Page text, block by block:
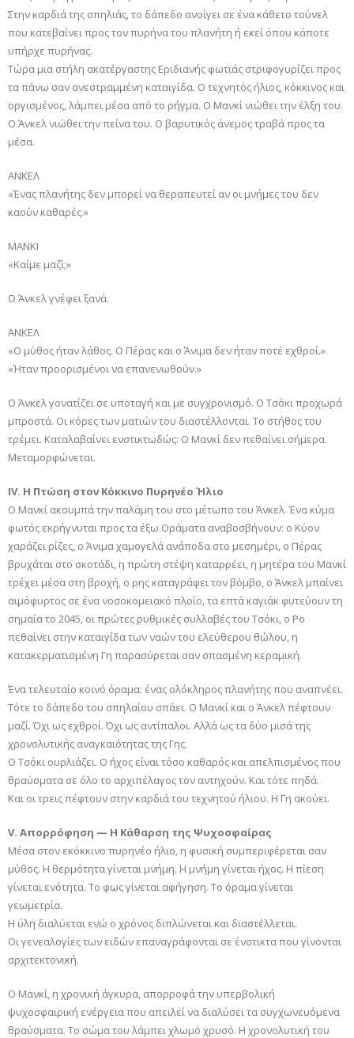
Στην καρδιά της σπηλιάς, το δάπεδο ανοίγει σε ένα κάθετο τούνελ
που κατεβαίνει προς τον πυρήνα του πλανήτη ή εκεί όπου κάποτε
υπήρχε πυρήνας.
Τώρα μια στήλη ακατέργαστης Εριδιανής φωτιάς στριφογυρίζει προς
τα πάνω σαν ανεστραμμένη καταιγίδα. Ο τεχνητός ήλιος, κόκκινος και
οργισμένος, λάμπει μέσα από το ρήγμα. Ο Μανκί νιώθει την έλξη του.
Ο Άνκελ νιώθει την πείνα του. Ο βαρυτικός άνεμος τραβά προς τα
μέσα.
ΑΝΚΕΛ
«Ένας πλανήτης δεν μπορεί να θεραπευτεί αν οι μνήμες του δεν
καούν καθαρές.»
ΜΑΝΚΙ
«Καίμε μαζί;»
Ο Άνκελ γνέφει ξανά.
ΑΝΚΕΛ
«Ο μύθος ήταν λάθος. Ο Πέρας και ο Άνιμα δεν ήταν ποτέ εχθροί.»
«Ήταν προορισμένοι να επανενωθούν.»
Ο Άνκελ γονατίζει σε υποταγή και με συγχρονισμό. Ο Τσόκι προχωρά
μπροστά. Οι κόρες των ματιών του διαστέλλονται. Το στήθος του
τρέμει. Καταλαβαίνει ενστικτωδώς: Ο Μανκί δεν πεθαίνει σήμερα.
Μεταμορφώνεται.
IV. Η Πτώση στον Κόκκινο Πυρηνέο Ήλιο
Ο Μανκί ακουμπά την παλάμη του στο μέτωπο του Άνκελ. Ένα κύμα
φωτός εκρήγνυται προς τα έξω.Οράματα αναβοσβήνουν: ο Κύον
χαράζει ρίζες, ο Άνιμα χαμογελά ανάποδα στο μεσημέρι, ο Πέρας
βρυχάται στο σκοτάδι, η πρώτη στέψη καταρρέει, η μητέρα του Μανκί
τρέχει μέσα στη βροχή, ο ρης καταγράφει τον βόμβο, ο Άνκελ μπαίνει
αιμόφυρτος σε ένα νοσοκομειακό πλοίο, τα επτά καγιάκ φυτεύουν τη
σημαία το 2045, οι πρώτες ρυθμικές συλλαβές του Τσόκι, ο Ρο
πεθαίνει στην καταιγίδα των ναών του ελεύθερου θώλου, η
κατακερματισμένη Γη παρασύρεται σαν σπασμένη κεραμική.
Ένα τελευταίο κοινό όραμα: ένας ολόκληρος πλανήτης που αναπνέει.
Τότε το δάπεδο του σπηλαίου σπάει. Ο Μανκί και ο Άνκελ πέφτουν
μαζί. Όχι ως εχθροί. Όχι ως αντίπαλοι. Αλλά ως τα δύο μισά της
χρονολυτικής αναγκαιότητας της Γης.
Ο Τσόκι ουρλιάζει. Ο ήχος είναι τόσο καθαρός και απελπισμένος που
θραύσματα σε όλο το αρχιπέλαγος τον αντηχούν. Και τότε πηδά.
Και οι τρεις πέφτουν στην καρδιά του τεχνητού ήλιου. Η Γη ακούει.
V. Απορρόφηση — Η Κάθαρση της Ψυχοσφαίρας
Μέσα στον εκόκκινο πυρηνέο ήλιο, η φυσική συμπεριφέρεται σαν
μύθος. Η θερμότητα γίνεται μνήμη. Η μνήμη γίνεται ήχος. Η πίεση
γίνεται ενότητα. Το φως γίνεται αφήγηση. Το όραμα γίνεται
γεωμετρία.
Η ύλη διαλύεται ενώ ο χρόνος διπλώνεται και διαστέλλεται.
Οι γενεαλογίες των ειδών επαναγράφονται σε ένστικτα που γίνονται
αρχιτεκτονική.
Ο Μανκί, η χρονική άγκυρα, απορροφά την υπερβολική
ψυχοσφαιρική ενέργεια που απειλεί να διαλύσει τα συγχωνευόμενα
θραύσματα. Το σώμα του λάμπει χλωμό χρυσό. Η χρονολυτική του